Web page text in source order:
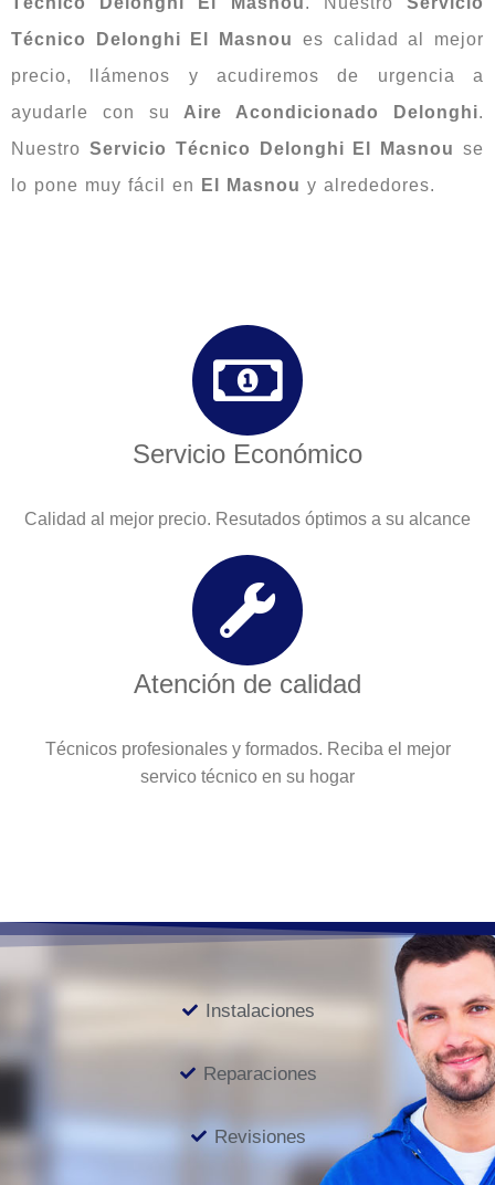
Técnico Delonghi El Masnou
es calidad al mejor
precio, llámenos y acudiremos de urgencia a
ayudarle con su Aire Acondicionado Delonghi.
Nuestro Servicio Técnico Delonghi El Masnou se
lo pone muy fácil en
El Masnou y alrededores.
Servicio Económico
Calidad al mejor precio. Resutados óptimos a su alcance
Atención de calidad
Técnicos profesionales y formados. Reciba el mejor
servico técnico en su hogar
Instalaciones
Reparaciones
Revisiones